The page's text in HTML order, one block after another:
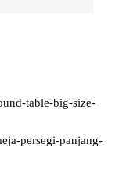
table-big-size-
persegi-panjang-